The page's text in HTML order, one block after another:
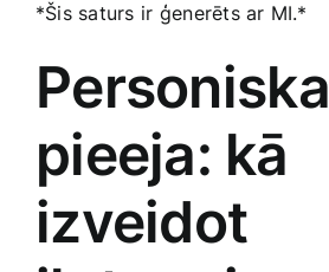
*Šis saturs⁣ ir ģenerēts ar MI.*
Personiska
pieeja: ⁣kā
‍izveidot